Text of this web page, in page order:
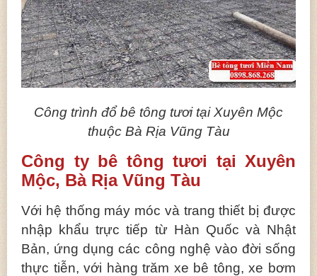
Công trình đổ bê tông tươi tại Xuyên Mộc
thuộc Bà Rịa Vũng Tàu
Công ty bê tông tươi tại Xuyên
Mộc, Bà Rịa Vũng Tàu
Với hệ thống máy móc và trang thiết bị được
nhập khẩu trực tiếp từ Hàn Quốc và Nhật
Bản, ứng dụng các công nghệ vào đời sống
thực tiễn, với hàng trăm xe bê tông, xe bơm